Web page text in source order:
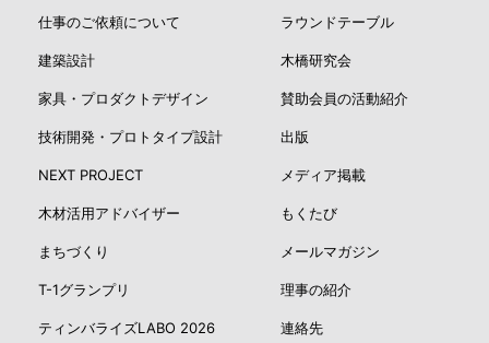
仕事のご依頼について
建築設計
家具・プロダクトデザイン
技術開発・プロトタイプ設計
NEXT PROJECT
木材活用アドバイザー
まちづくり
T-1グランプリ
ティンバライズLABO 2026
ラウンドテーブル
木橋研究会
賛助会員の活動紹介
出版
メディア掲載
もくたび
メールマガジン
理事の紹介
連絡先